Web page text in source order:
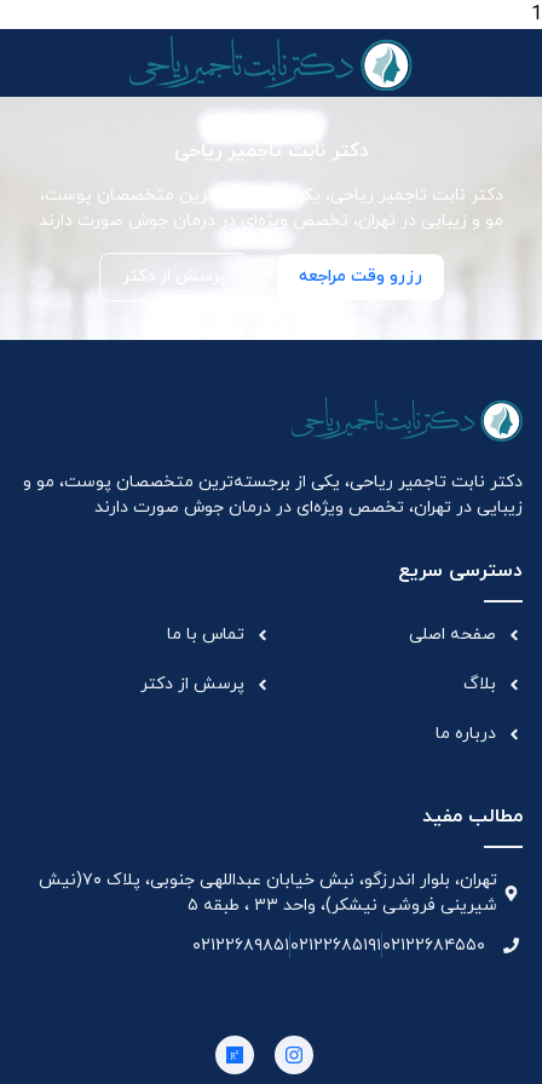
1
دکتر نابت تاجمیر ریاحی
دکتر نابت تاجمیر ریاحی، یکی از برجسته‌ترین متخصصان پوست،
مو و زیبایی در تهران، تخصص ویژه‌ای در درمان جوش صورت دارند
رزرو وقت مراجعه پرسش از دکتر
دکتر نابت تاجمیر ریاحی، یکی از برجسته‌ترین متخصصان پوست، مو و
زیبایی در تهران، تخصص ویژه‌ای در درمان جوش صورت دارند
دسترسی سریع
صفحه اصلی
بلاگ
درباره ما
تماس با ما
پرسش از دکتر
مطالب مفید
تهران، بلوار اندرزگو، نبش خیابان عبداللهی جنوبی، پلاک ۷۰(نیش
شیرینی فروشی نیشکر)، واحد ۳۳ ، طبقه ۵
۰۲۱۲۲۶۸۴۵۵۰۰۲۱۲۲۶۸۵۱۹۱۰۲۱۲۲۶۸۹۸۵۱